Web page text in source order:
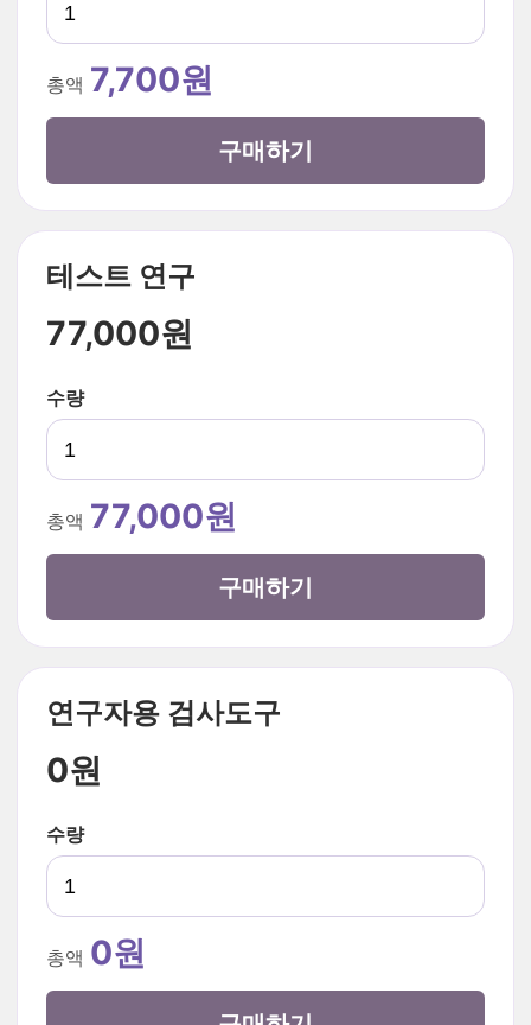
총액 7,700원
구매하기
테스트 연구
77,000원
수량
총액 77,000원
구매하기
연구자용 검사도구
0원
수량
총액 0원